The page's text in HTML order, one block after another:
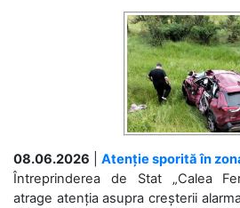
08.06.2026
Atenție sporită în
Întreprinderea de Stat „Calea
atrage atenția asupra creșterii